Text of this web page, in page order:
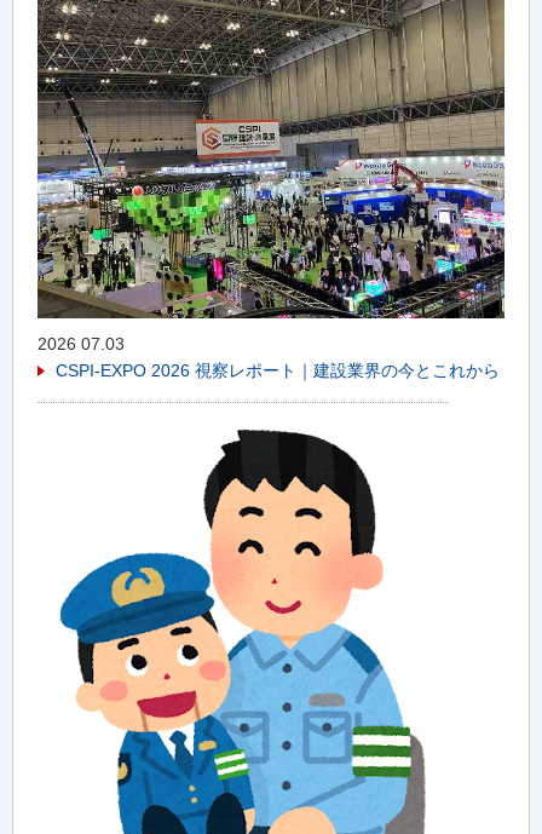
2026 07.03
CSPI-EXPO 2026 視察レポート｜建設業界の今とこれから